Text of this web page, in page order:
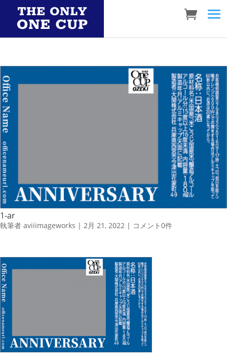
1-ar
執筆者 aviiimageworks | 2月 21, 2022 | コメント0件